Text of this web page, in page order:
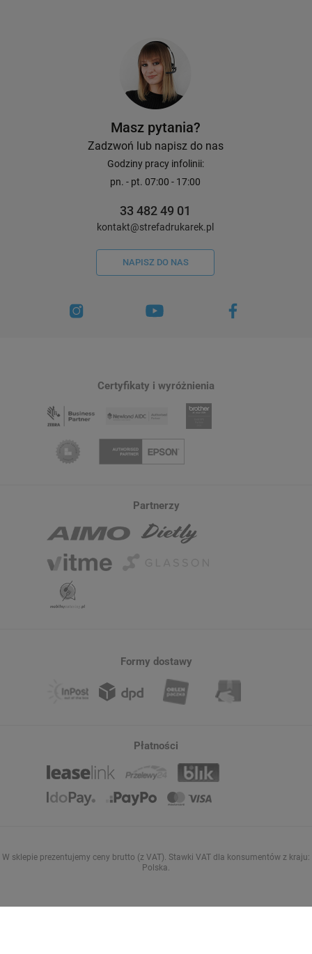
DO KOSZYKA
Masz pytania?
Zadzwoń lub napisz do nas
Godziny pracy infolinii:
pn. - pt. 07:00 - 17:00
33 482 49 01
kontakt@strefadrukarek.pl
NAPISZ DO NAS
Certyfikaty i wyróżnienia
Partnerzy
Formy dostawy
Płatności
W sklepie prezentujemy ceny brutto (z VAT). Stawki VAT dla konsumentów z kraju:
Polska.